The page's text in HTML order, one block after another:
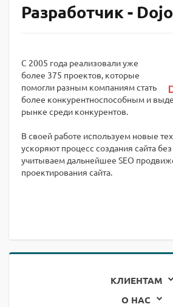
Разработчик -
С 2005 года реализовали уже
более 375 проектов, которые
помогли разным компаниям стать
более конкурентноспособным и
рынке среди конкурентов.
В своей работе используем новые
ускоряют процесс создания сайта
учитываем дальнейшее SEO
проектирования сайта.
КЛИЕНТАМ
О НАС